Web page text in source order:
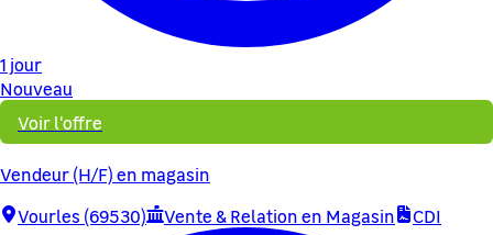
1 jour
Nouveau
Voir l'offre
Vendeur (H/F) en magasin
Vourles (69530)
Vente & Relation en Magasin CDI